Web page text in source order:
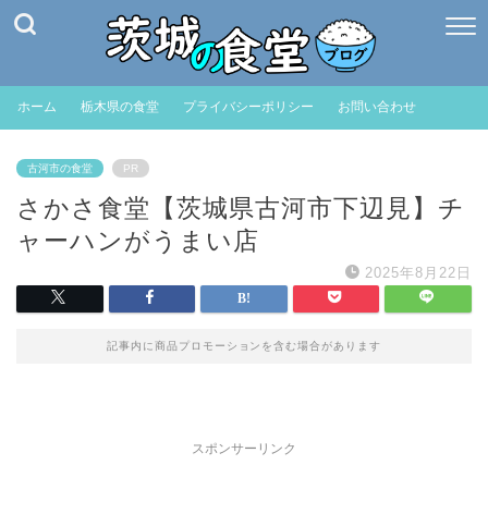
ホーム 栃木県の食堂 プライバシーポリシー お問い合わせ
古河市の食堂 PR
さかさ食堂【茨城県古河市下辺見】チ
ャーハンがうまい店
2025年8月22日
記事内に商品プロモーションを含む場合があります
スポンサーリンク